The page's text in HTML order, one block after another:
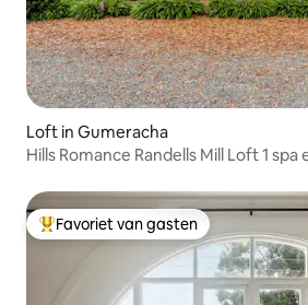
Loft in Gumeracha
Hills Romance
Topfavoriet van gasten
Favoriet van gasten